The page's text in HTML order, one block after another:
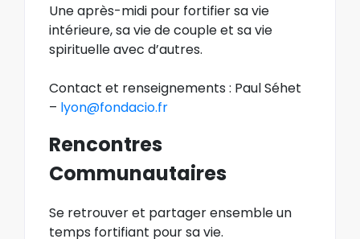
Une après-midi pour fortifier sa vie
intérieure, sa vie de couple et sa vie
spirituelle avec d’autres.
Contact et renseignements : Paul Séhet
– lyon@fondacio.fr
Rencontres
Communautaires
Se retrouver et partager ensemble un
temps fortifiant pour sa vie.